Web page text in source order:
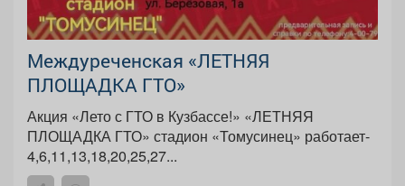
Междуреченская «ЛЕТНЯЯ
ПЛОЩАДКА ГТО»
Акция «Лето с ГТО в Кузбассе!» «ЛЕТНЯЯ
ПЛОЩАДКА ГТО» стадион «Томусинец» работает-
4,6,11,13,18,20,25,27...